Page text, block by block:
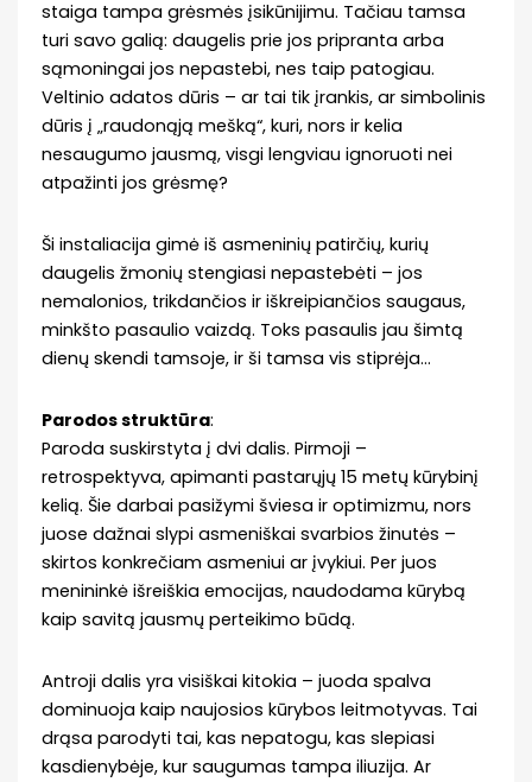
staiga tampa grėsmės įsikūnijimu. Tačiau tamsa
turi savo galią: daugelis prie jos pripranta arba
sąmoningai jos nepastebi, nes taip patogiau.
Veltinio adatos dūris – ar tai tik įrankis, ar simbolinis
dūris į „raudonąją mešką“, kuri, nors ir kelia
nesaugumo jausmą, visgi lengviau ignoruoti nei
atpažinti jos grėsmę?
Ši instaliacija gimė iš asmeninių patirčių, kurių
daugelis žmonių stengiasi nepastebėti – jos
nemalonios, trikdančios ir iškreipiančios saugaus,
minkšto pasaulio vaizdą. Toks pasaulis jau šimtą
dienų skendi tamsoje, ir ši tamsa vis stiprėja…
Parodos struktūra:
Paroda suskirstyta į dvi dalis. Pirmoji –
retrospektyva, apimanti pastarųjų 15 metų kūrybinį
kelią. Šie darbai pasižymi šviesa ir optimizmu, nors
juose dažnai slypi asmeniškai svarbios žinutės –
skirtos konkrečiam asmeniui ar įvykiui. Per juos
menininkė išreiškia emocijas, naudodama kūrybą
kaip savitą jausmų perteikimo būdą.
Antroji dalis yra visiškai kitokia – juoda spalva
dominuoja kaip naujosios kūrybos leitmotyvas. Tai
drąsa parodyti tai, kas nepatogu, kas slepiasi
kasdienybėje, kur saugumas tampa iliuzija. Ar